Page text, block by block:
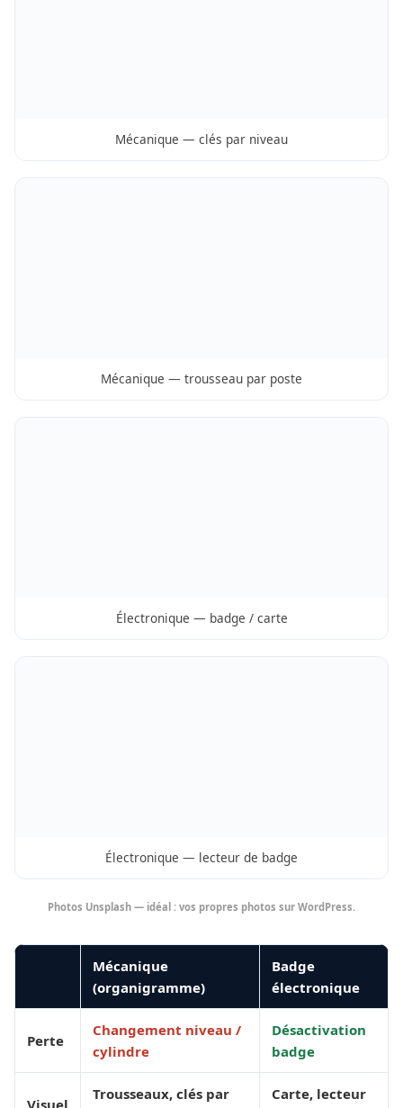
Mécanique — clés par niveau
Mécanique — trousseau par poste
Électronique — badge / carte
Électronique — lecteur de badge
Photos Unsplash — idéal : vos propres photos sur WordPress.
Mécanique
(organigramme)
Badge
électronique
Perte
Changement niveau /
cylindre
Désactivation
badge
Trousseaux, clés par
Carte, lecteur